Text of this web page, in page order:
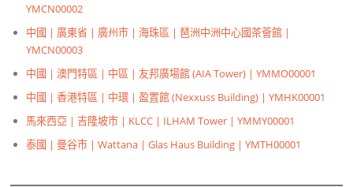
YMCN00002
中國 | 廣東省 | 廣州市 | 海珠區 | 琶洲中洲中心國茶薈館 |
YMCN00003
中國 | 澳門特區 | 中區 | 友邦廣場館 (AIA Tower) | YMMO00001
中國 | 香港特區 | 中環 | 盈置館 (Nexxuss Building) | YMHK00001
馬來西亞 | 吉隆坡市 | KLCC | ILHAM Tower | YMMY00001
泰國 | 曼谷市 | Wattana | Glas Haus Building | YMTH00001